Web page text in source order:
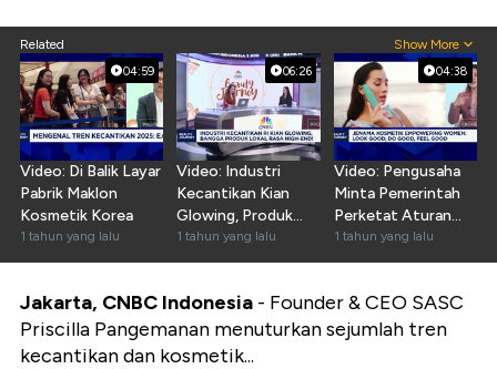
Related Show More
04:59
Video: Di Balik Layar
Pabrik Maklon
Kosmetik Korea
1 tahun yang lalu
06:26
Video: Industri
Kecantikan Kian
Glowing, Produk
Lokal Tampil Global
1 tahun yang lalu
04:38
Video: Pengusaha
Minta Pemerintah
Perketat Aturan
Bisnis Kecantikan
1 tahun yang lalu
Jakarta, CNBC Indonesia - Founder & CEO SASC
Priscilla Pangemanan menuturkan sejumlah tren
kecantikan dan kosmetik...